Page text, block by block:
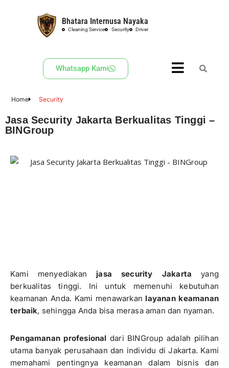
Bhatara Internusa Nayaka
Cleaning Service Security Driver
Whatsapp Kami
Home Security
Jasa Security Jakarta Berkualitas Tinggi –
BINGroup
Kami menyediakanjasa security Jakarta yang
berkualitas tinggi. Ini untuk memenuhi kebutuhan
keamanan Anda. Kami menawarkan layanan keamanan
terbaik, sehingga Anda bisa merasa aman dan nyaman.
Pengamanan profesional dari BINGroup adalah pilihan
utama banyak perusahaan dan individu di Jakarta. Kami
memahami pentingnya keamanan dalam bisnis dan